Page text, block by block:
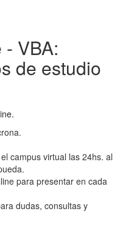
VBA:
de estudio
campus virtual las 24hs. al
para presentar en cada
dudas, consultas y